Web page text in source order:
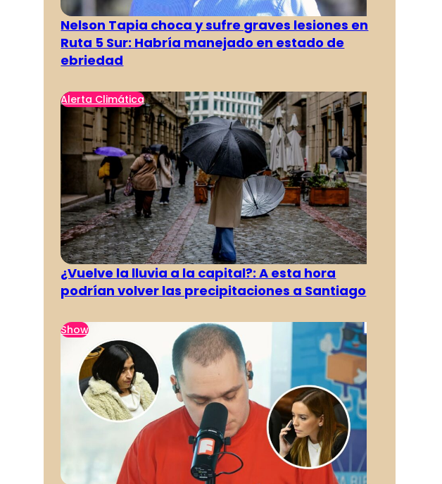
Nelson Tapia choca y sufre graves lesiones en
Ruta 5 Sur: Habría manejado en estado de
ebriedad
Alerta Climática
¿Vuelve la lluvia a la capital?: A esta hora
podrían volver las precipitaciones a Santiago
Show